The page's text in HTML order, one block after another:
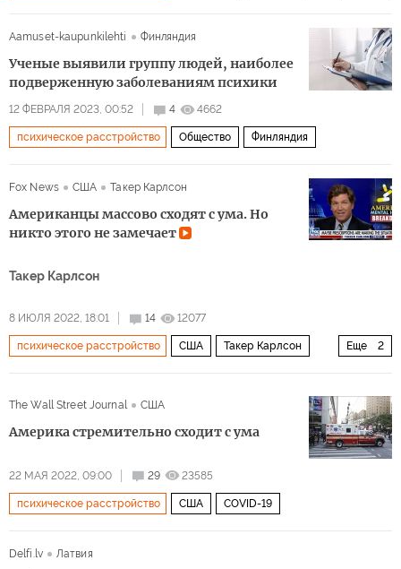
Aamuset-kaupunkilehti
Финляндия
Ученые выявили группу людей, наиболее
подверженную заболеваниям психики
12 ФЕВРАЛЯ 2023, 00:52 4 4662
психическое расстройство Общество Финляндия
Fox News США Такер Карлсон
Американцы массово сходят с ума. Но
никто этого не замечает
Такер Карлсон
8 ИЮЛЯ 2022, 18:01 14 12077
Еще 2
психическое расстройство США Такер Карлсон
The Wall Street Journal США
Америка стремительно сходит с ума
22 МАЯ 2022, 09:00 29 23585
психическое расстройство США COVID-19
Delfi.lv Латвия